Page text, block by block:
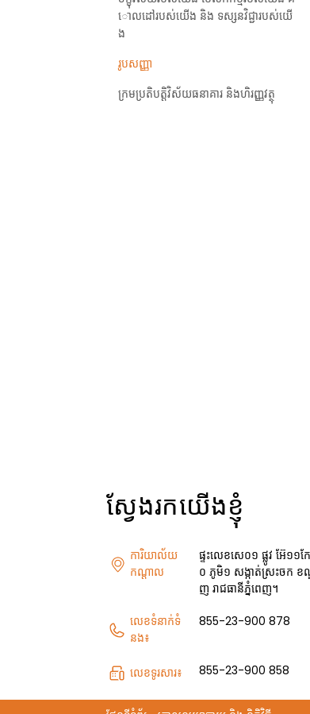
ោលដៅរបស់យើង និង ទស្សនវិជ្ជារបស់យើ
ង
រូបសញ្ញា
ក្រម​ប្រតិបត្តិ​វិស័យ​ធនាគារ​ និង​ហិរញ្ញវត្ថុ
ស្វែងរក​យើងខ្ញុំ
ការិយាល័យ
កណ្តាល
ផ្ទះលេខសេ០១ ផ្លូវ អ៊ែ១១ក
០ ភូមិ១ សង្កាត់ស្រះចក ខ
ញ រាជធានីភ្នំពេញ។
លេខទំនាក់ទំ
នង៖
855-23-900 878
លេខទូរសារ៖ 855-23-900 858